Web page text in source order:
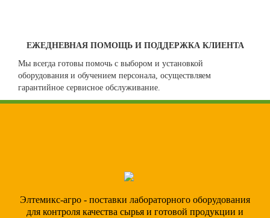
ЕЖЕДНЕВНАЯ ПОМОЩЬ И ПОДДЕРЖКА КЛИЕНТА
Мы всегда готовы помочь с выбором и установкой
оборудования и обучением персонала, осуществляем
гарантийное сервисное обслуживание.
Элтемикс-агро - поставки лабораторного оборудования
для контроля качества сырья и готовой продукции и